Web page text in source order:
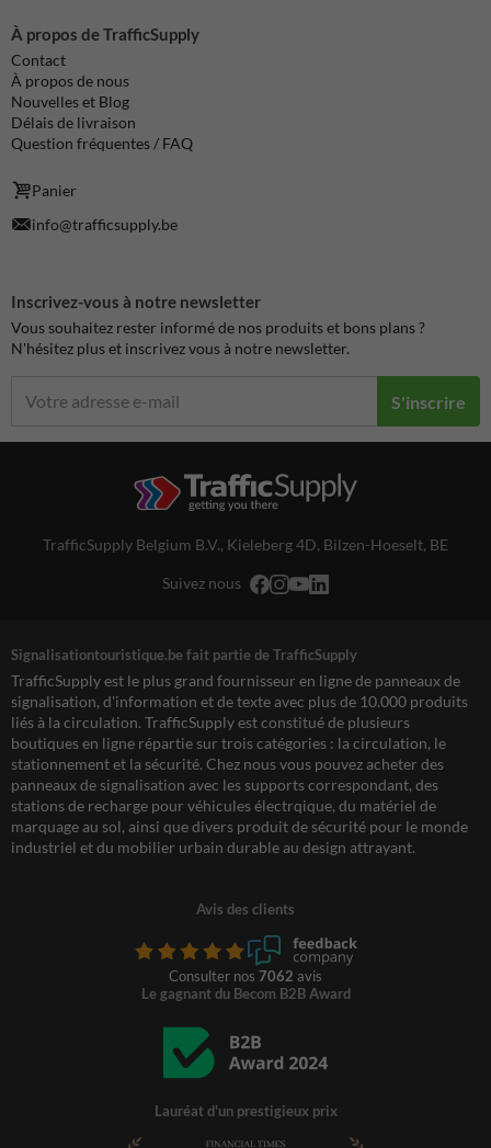
À propos de TrafficSupply
Contact
À propos de nous
Nouvelles et Blog
Délais de livraison
Question fréquentes / FAQ
Panier
info@trafficsupply.be
Inscrivez-vous à notre newsletter
Vous souhaitez rester informé de nos produits et bons plans ?
N'hésitez plus et inscrivez vous à notre newsletter.
S'inscrire
TrafficSupply Belgium B.V., Kieleberg 4D, Bilzen-Hoeselt, BE
Suivez nous
Signalisationtouristique.be fait partie de TrafficSupply
TrafficSupply est le plus grand fournisseur en ligne de panneaux de
signalisation, d'information et de texte avec plus de 10.000 produits
liés à la circulation. TrafficSupply est constitué de plusieurs
boutiques en ligne répartie sur trois catégories : la circulation, le
stationnement et la sécurité. Chez nous vous pouvez acheter des
panneaux de signalisation avec les supports correspondant, des
stations de recharge pour véhicules électrqique, du matériel de
marquage au sol, ainsi que divers produit de sécurité pour le monde
industriel et du mobilier urbain durable au design attrayant.
Avis des clients
Consulter nos 7062 avis
Le gagnant du Becom B2B Award
Lauréat d'un prestigieux prix